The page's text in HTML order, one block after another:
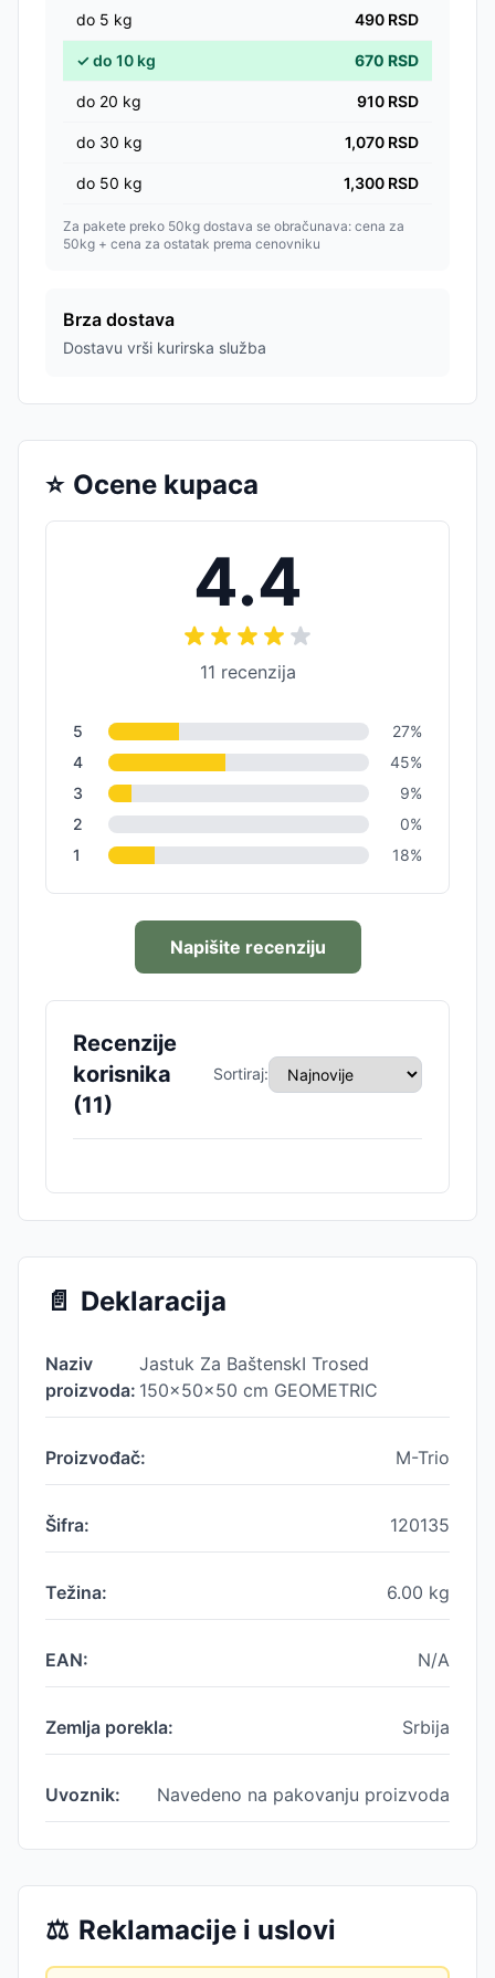
do 5 kg 490 RSD
✓do 10 kg 670 RSD
do 20 kg 910 RSD
do 30 kg 1,070 RSD
do 50 kg 1,300 RSD
Za pakete preko 50kg dostava se obračunava: cena za
50kg + cena za ostatak prema cenovniku
Brza dostava
Dostavu vrši kurirska služba
⭐ Ocene kupaca
4.4
11 recenzija
5 27%
4
45%
3
9%
2
0%
1
18%
Napišite recenziju
Recenzije
korisnika
(11)
Sortiraj:
📄 Deklaracija
Naziv
proizvoda:
Jastuk Za BaštenskI Trosed
150x50x50 cm GEOMETRIC
Proizvođač: M-Trio
Šifra: 120135
Težina: 6.00 kg
EAN: N/A
Zemlja porekla: Srbija
Uvoznik: Navedeno na pakovanju proizvoda
⚖️ Reklamacije i uslovi